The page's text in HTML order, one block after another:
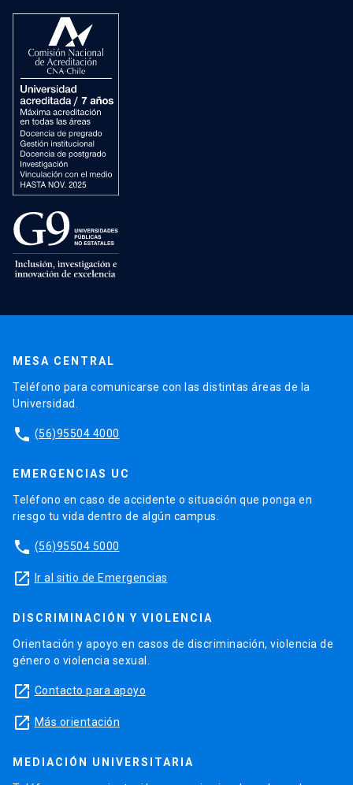
MESA CENTRAL
Teléfono para comunicarse con las distintas áreas de la
Universidad.
phone (56)95504 4000
EMERGENCIAS UC
Teléfono en caso de accidente o situación que ponga en
riesgo tu vida dentro de algún campus.
phone (56)95504 5000
launch Ir al sitio de Emergencias
DISCRIMINACIÓN Y VIOLENCIA
Orientación y apoyo en casos de discriminación, violencia de
género o violencia sexual.
launch Contacto para apoyo
launch Más orientación
MEDIACIÓN UNIVERSITARIA